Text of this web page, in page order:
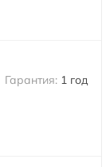
1 год